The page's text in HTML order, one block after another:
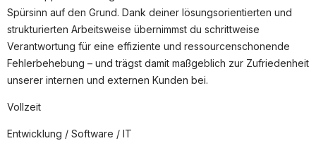
Spürsinn auf den Grund. Dank deiner lösungsorientierten und
strukturierten Arbeitsweise übernimmst du schrittweise
Verantwortung für eine effiziente und ressourcenschonende
Fehlerbehebung – und trägst damit maßgeblich zur Zufriedenheit
unserer internen und externen Kunden bei.
Vollzeit
Entwicklung / Software / IT
Systemstatus
Jobs
Jobkategorien
Berufsfelder
Für Unternehmen